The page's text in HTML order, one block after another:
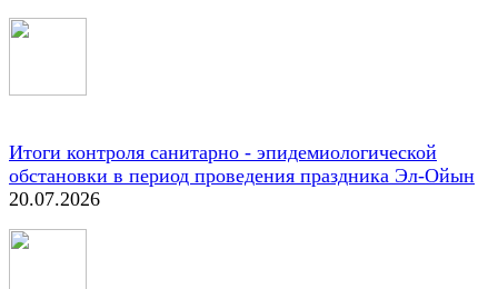
Итоги контроля санитарно - эпидемиологической
обстановки в период проведения праздника Эл-Ойын
20.07.2026